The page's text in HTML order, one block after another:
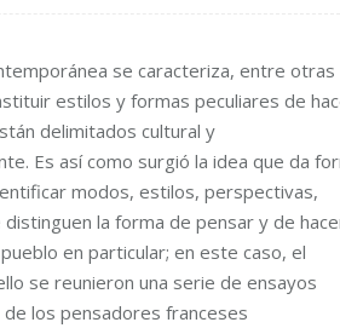
se caracteriza, entre otras
estilos y formas peculiares de
delimitados cultural y
Es así como surgió la idea que da
modos, estilos, perspectivas,
la forma de pensar y de
en particular; en este caso, el
se reunieron una serie de ensayos
los pensadores franceses